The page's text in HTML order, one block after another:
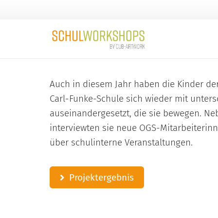
Auch in diesem Jahr haben die Kinder
Carl-Funke-Schule sich wieder mit
auseinandergesetzt, die sie bewegen.
interviewten sie neue OGS-
über schulinterne Veranstaltungen.
Projektergebnis